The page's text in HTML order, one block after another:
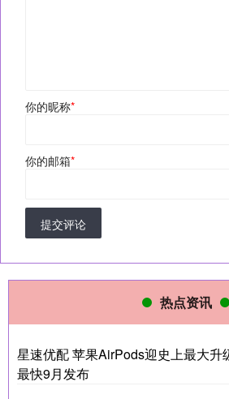
你的昵称*
你的邮箱*
提交评论
热点资讯
星速优配 苹果AirPods迎史上最大升
最快9月发布